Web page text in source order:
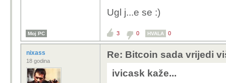
Ugl j...e se :)
Moj PC 3 0 HVALA 0
nixass
18 godina
Re: Bitcoin sada vrijedi
ivicask kaže...